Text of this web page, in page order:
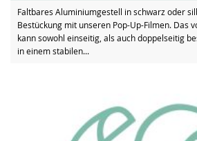
Faltbares Aluminiumgestell in schwarz oder
Bestückung mit unseren Pop-Up-Filmen. Das
kann sowohl einseitig, als auch doppelseitig
in einem stabilen...